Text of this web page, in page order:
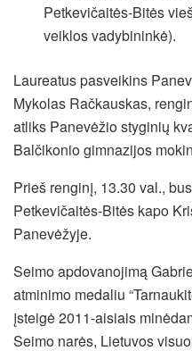
Petkevičaitės-Bitės
veiklos vadybininkė).
Laureatus pasveikins
Mykolas Račkauskas,
atliks Panevėžio styginių
Balčikonio gimnazijos
Prieš renginį, 13.30 val.,
Petkevičaitės-Bitės kapo
Panevėžyje.
Seimo apdovanojimą
atminimo medaliu
įsteigė 2011-aisiais
Seimo narės, Lietuvos